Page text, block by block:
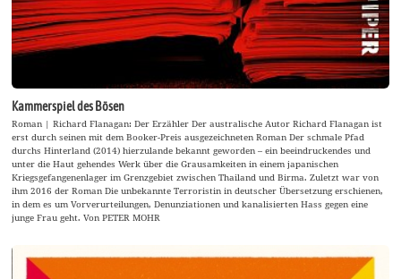
Kammerspiel des Bösen
Roman | Richard Flanagan: Der Erzähler Der australische Autor Richard Flanagan ist
erst durch seinen mit dem Booker-Preis ausgezeichneten Roman Der schmale Pfad
durchs Hinterland (2014) hierzulande bekannt geworden – ein beeindruckendes und
unter die Haut gehendes Werk über die Grausamkeiten in einem japanischen
Kriegsgefangenenlager im Grenzgebiet zwischen Thailand und Birma. Zuletzt war von
ihm 2016 der Roman Die unbekannte Terroristin in deutscher Übersetzung erschienen,
in dem es um Vorverurteilungen, Denunziationen und kanalisierten Hass gegen eine
junge Frau geht. Von PETER MOHR